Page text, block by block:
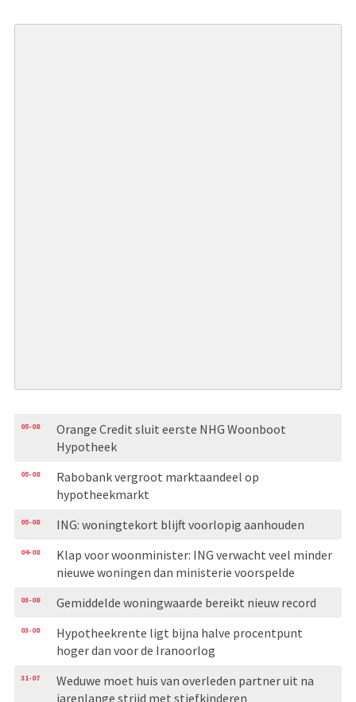
05-08
Orange Credit sluit eerste NHG Woonboot
Hypotheek
05-08
Rabobank vergroot marktaandeel op
hypotheekmarkt
05-08 ING: woningtekort blijft voorlopig aanhouden
04-08
Klap voor woonminister: ING verwacht veel minder
nieuwe woningen dan ministerie voorspelde
03-08 Gemiddelde woningwaarde bereikt nieuw record
03-08
Hypotheekrente ligt bijna halve procentpunt
hoger dan voor de Iranoorlog
31-07
Weduwe moet huis van overleden partner uit na
jarenlange strijd met stiefkinderen